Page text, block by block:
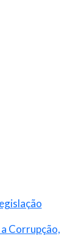
Corrupção,